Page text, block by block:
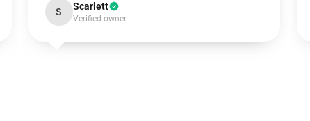
S Scarlett
Verified owner